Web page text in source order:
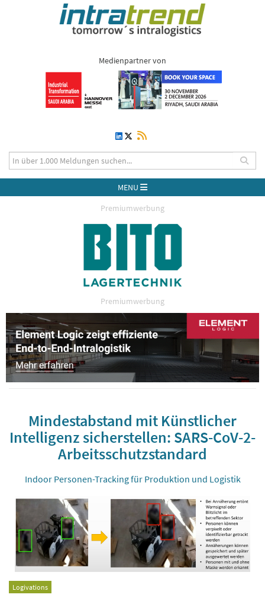
Medienpartner von
MENU
Premiumwerbung
Premiumwerbung
Mindestabstand mit Künstlicher
Intelligenz sicherstellen: SARS-CoV-2-
Arbeitsschutzstandard
Indoor Personen-Tracking für Produktion und Logistik
Logivations